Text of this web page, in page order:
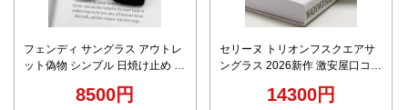
フェンディ サングラス アウトレ
ット偽物 シンプル 日焼け止め 眼
8500円
セリーヌ トリオンフスクエアサ
ングラス 2026新作 激安屋口コミ
ル 高再現度 高級感仕上げ 安心サ
14300円